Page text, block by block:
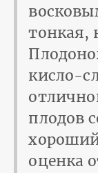
тонкая,
кисло-
плодов
оценка